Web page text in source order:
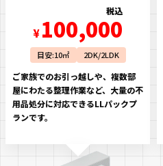
税込
¥100,000
目安:10㎡ 2DK/2LDK
ご家族でのお引っ越しや、複数部
屋にわたる整理作業など、大量の不
用品処分に対応できるLLパックプ
ランです。